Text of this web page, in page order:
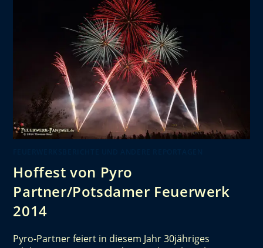
Hoffest von Pyro
Partner/Potsdamer Feuerwerk
2014
Pyro-Partner feiert in diesem Jahr 30jähriges